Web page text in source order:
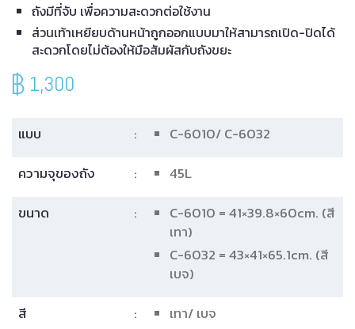
ถังมีที่จับ เพื่อความสะดวกต่อใช้งาน
ส่วนเท้าเหยียบด้านหน้าถูกออกแบบมาให้สามารถเปิด-ปิดได้
สะดวกโดยไม่ต้องให้มือสัมผัสกับถังขยะ
1,300
แบบ :
C-6010/ C-6032
ความจุของถัง
:
45L
ขนาด
:
C-6010 = 41×39.8×60cm. (สี
เทา)
C-6032 = 43×41×65.1cm. (สี
เบจ)
สี
: เทา/ เบจ